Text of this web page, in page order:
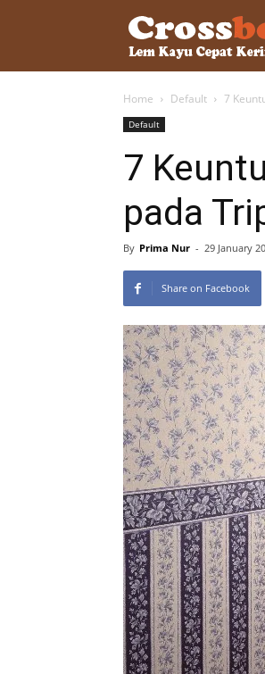
Home Default 7
Default
7
pada
By Prima Nur - 29 January
Share on Facebook